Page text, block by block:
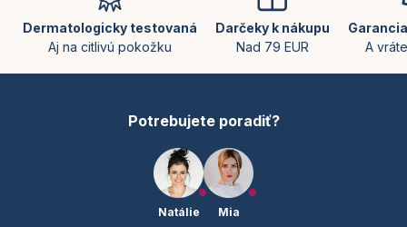
Dermatologicky testovaná
Aj na citlivú pokožku
Darčeky k nákupu
Nad 79 EUR
A
Potrebujete poradiť?
Natálie Mia